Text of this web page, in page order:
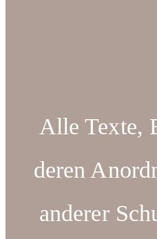
Alle Texte,
deren
anderer